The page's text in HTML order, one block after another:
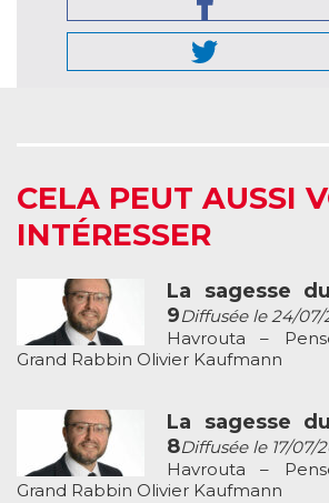
CELA PEUT AUSSI
INTÉRESSER
La sagesse
9Diffusée le 24/07/
Havrouta –
Grand Rabbin Olivier Kaufmann
La sagesse
8Diffusée le 17/07/
Havrouta –
Grand Rabbin Olivier Kaufmann